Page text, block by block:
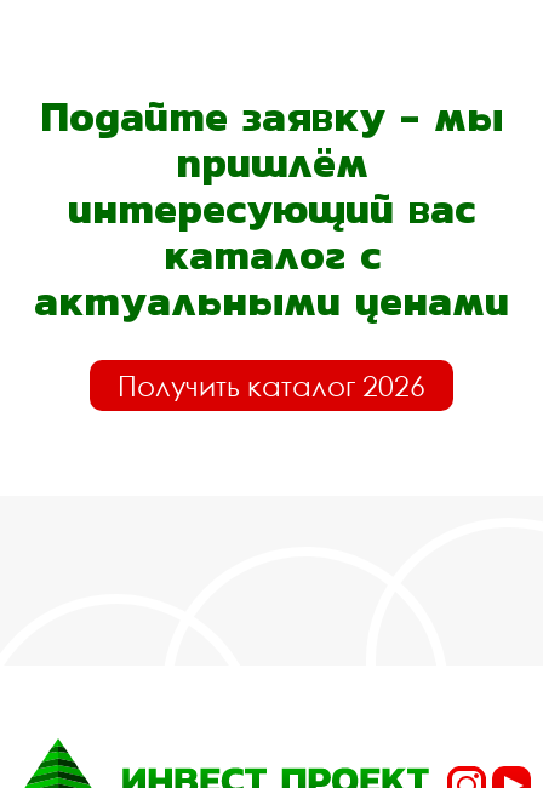
Подайте заявку - мы
пришлём
интересующий вас
каталог с
актуальными ценами
Получить каталог 2026